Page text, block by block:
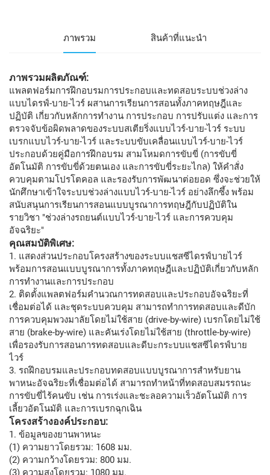
ภาพรวม สินค้าที่แนะนำ
ภาพรวมผลิตภัณฑ์:
แพลตฟอร์มการฝึกอบรมการประกอบและทดสอบระบบช่วงล่าง
แบบไดรฟ์-บาย-ไวร์ ผสานการเรียนการสอนทั้งภาคทฤษฎีและ
ปฏิบัติ เกี่ยวกับหลักการทำงาน การประกอบ การปรับแต่ง และการ
ตรวจจับข้อผิดพลาดของระบบสเตียริ่งแบบไวร์-บาย-ไวร์ ระบบ
เบรกแบบไวร์-บาย-ไวร์ และระบบขับเคลื่อนแบบไวร์-บาย-ไวร์
ประกอบด้วยคู่มือการฝึกอบรม สามโหมดการขับขี่ (การขับขี่
อัตโนมัติ การขับขี่ด้วยตนเอง และการขับขี่ระยะไกล) ให้คำสั่ง
ควบคุมตามโปรโตคอล และรองรับการพัฒนาต่อยอด ซึ่งจะช่วยให้
นักศึกษาเข้าใจระบบช่วงล่างแบบไวร์-บาย-ไวร์ อย่างลึกซึ้ง พร้อม
สนับสนุนการเรียนการสอนแบบบูรณาการทฤษฎีกับปฏิบัติใน
รายวิชา "ช่วงล่างรถยนต์แบบไวร์-บาย-ไวร์ และการควบคุม
อัจฉริยะ"
คุณสมบัติพิเศษ:
1. แสดงส่วนประกอบโครงสร้างของระบบแชสซีไดรฟ์บายไวร์
พร้อมการสอนแบบบูรณาการทั้งภาคทฤษฎีและปฏิบัติเกี่ยวกับหลัก
การทำงานและการประกอบ
2. ติดตั้งแพลตฟอร์มคำนวณการทดสอบและประกอบอัจฉริยะที่
เชื่อมต่อได้ และชุดระบบควบคุม สามารถทำการทดสอบและดีบัก
การควบคุมพวงมาลัยโดยไม่ใช้สาย (drive-by-wire) เบรกโดยไม่ใช้
สาย (brake-by-wire) และคันเร่งโดยไม่ใช้สาย (throttle-by-wire)
เพื่อรองรับการสอนการทดสอบและดีบะกระบบแชสซีไดรฟ์บาย
ไวร์
3. รถฝึกอบรมและประกอบทดสอบแบบบูรณาการสำหรับยาน
พาหนะอัจฉริยะที่เชื่อมต่อได้ สามารถทำหน้าที่ทดสอบสมรรถนะ
การขับขี่ไร้คนขับ เช่น การเร่งและชะลอความเร็วอัตโนมัติ การ
เลี้ยวอัตโนมัติ และการเบรกฉุกเฉิน
โครงสร้างองค์ประกอบ:
1. ข้อมูลของยานพาหนะ
(1) ความยาวโดยรวม: 1608 มม.
(2) ความกว้างโดยรวม: 800 มม.
(3) ความสูงโดยรวม: 1080 มม.